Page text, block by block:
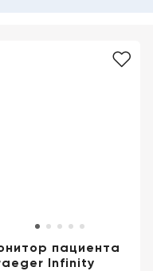
пациента
Infinity